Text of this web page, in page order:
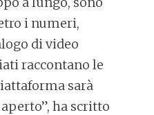
i numeri,
di video
raccontano le
sarà
ha scritto